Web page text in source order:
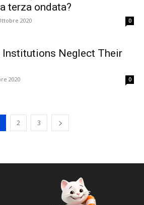
terza ondata?
2020 0
Institutions Neglect Their
2020 0
2 3